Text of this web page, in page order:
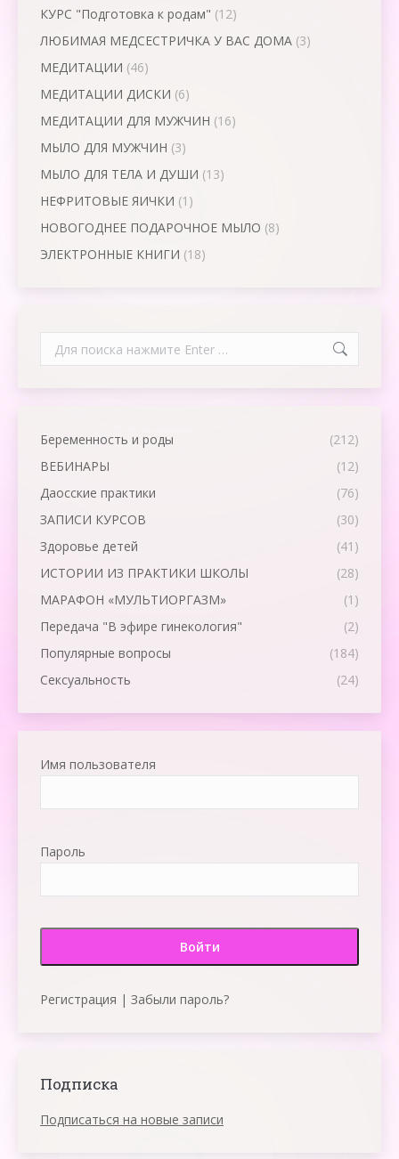
КУРС "Подготовка к родам" (12)
ЛЮБИМАЯ МЕДСЕСТРИЧКА У ВАС ДОМА (3)
МЕДИТАЦИИ (46)
МЕДИТАЦИИ ДИСКИ (6)
МЕДИТАЦИИ ДЛЯ МУЖЧИН (16)
МЫЛО ДЛЯ МУЖЧИН (3)
МЫЛО ДЛЯ ТЕЛА И ДУШИ (13)
НЕФРИТОВЫЕ ЯИЧКИ (1)
НОВОГОДНЕЕ ПОДАРОЧНОЕ МЫЛО (8)
ЭЛЕКТРОННЫЕ КНИГИ (18)
Search:
Беременность и роды
(212)
ВЕБИНАРЫ
(12)
Даосские практики
(76)
ЗАПИСИ КУРСОВ
(30)
Здоровье детей
(41)
ИСТОРИИ ИЗ ПРАКТИКИ ШКОЛЫ
(28)
МАРАФОН «МУЛЬТИОРГАЗМ»
(1)
Передача "В эфире гинекология"
(2)
Популярные вопросы
(184)
Сексуальность
(24)
Имя пользователя
Пароль
Регистрация | Забыли пароль?
Подписка
Подписаться на новые записи